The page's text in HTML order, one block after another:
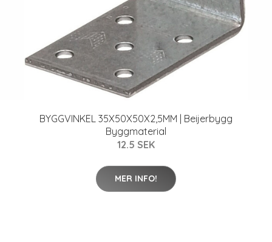
BYGGVINKEL 35X50X50X2,5MM | Beijerbygg
Byggmaterial
12.5 SEK
MER INFO!